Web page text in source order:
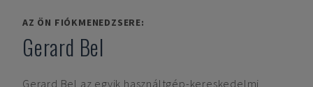
AZ ÖN FIÓKMENEDZSERE:
Gerard Bel
Gerard Bel az egyik használtgép-kereskedelmi